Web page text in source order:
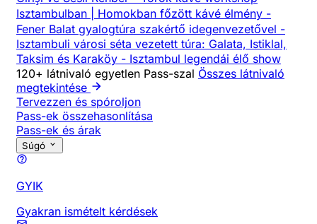
Isztambulban | Homokban főzött kávé élmény -
Fener Balat gyalogtúra szakértő idegenvezetővel -
Isztambuli városi séta vezetett túra: Galata, Istiklal,
Taksim és Karaköy - Isztambul legendái élő show
120+ látnivaló egyetlen Pass-szal Összes látnivaló
megtekintése
Tervezzen és spóroljon
Pass-ek összehasonlítása
Pass-ek és árak
Súgó
GYIK
Gyakran ismételt kérdések